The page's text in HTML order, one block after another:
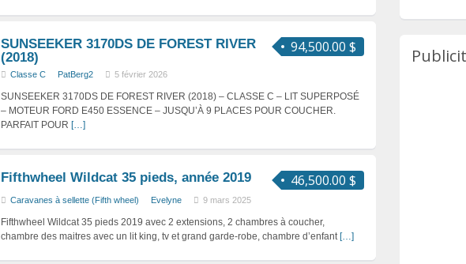
94,500.00 $
SUNSEEKER 3170DS DE FOREST RIVER
(2018)
Classe C PatBerg2 5 février 2026
SUNSEEKER 3170DS DE FOREST RIVER (2018) – CLASSE C – LIT SUPERPOSÉ
– MOTEUR FORD E450 ESSENCE – JUSQU’À 9 PLACES POUR COUCHER.
PARFAIT POUR […]
46,500.00 $
Fifthwheel Wildcat 35 pieds, année 2019
Caravanes à sellette (Fifth wheel) Evelyne 9 mars 2025
Fifthwheel Wildcat 35 pieds 2019 avec 2 extensions, 2 chambres à coucher,
chambre des maitres avec un lit king, tv et grand garde-robe, chambre d’enfant […]